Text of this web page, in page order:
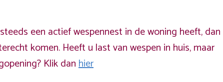
een actief wespennest in de woning heeft, dan
komen. Heeft u last van wespen in huis, maar
Klik danhier